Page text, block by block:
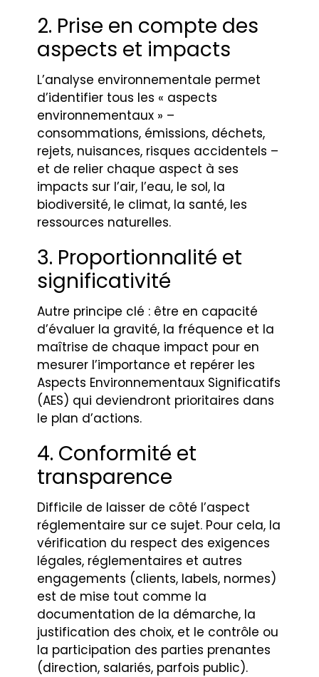
2. Prise en compte des
aspects et impacts
L’analyse environnementale permet
d’identifier tous les « aspects
environnementaux » –
consommations, émissions, déchets,
rejets, nuisances, risques accidentels –
et de relier chaque aspect à ses
impacts sur l’air, l’eau, le sol, la
biodiversité, le climat, la santé, les
ressources naturelles.
3. Proportionnalité et
significativité
Autre principe clé : être en capacité
d’évaluer la gravité, la fréquence et la
maîtrise de chaque impact pour en
mesurer l’importance et repérer les
Aspects Environnementaux Significatifs
(AES) qui deviendront prioritaires dans
le plan d’actions.
4. Conformité et
transparence
Difficile de laisser de côté l’aspect
réglementaire sur ce sujet. Pour cela, la
vérification du respect des exigences
légales, réglementaires et autres
engagements (clients, labels, normes)
est de mise tout comme la
documentation de la démarche, la
justification des choix, et le contrôle ou
la participation des parties prenantes
(direction, salariés, parfois public).